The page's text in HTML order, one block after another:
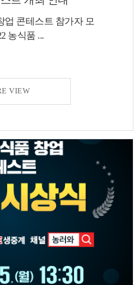
업 콘테스트 참가자 모
농식품 ...
VIEW